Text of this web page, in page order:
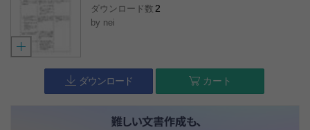
ダウンロード数 2
by nei
ダウンロード カート